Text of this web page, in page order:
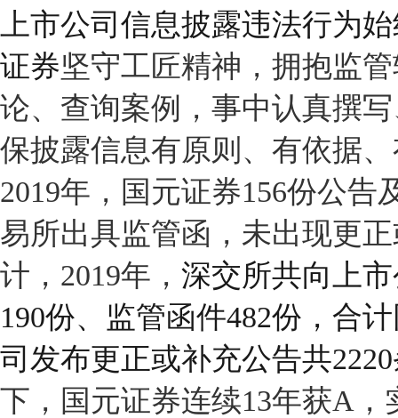
上市公司信息披露违法行为
证券坚守工匠精神，拥抱监
论、查询案例，事中认真撰
保披露信息有原则、有依据
2019年，国元证券156份公告
易所出具监管函，未出现更
计， 2019年， 深交所共向上
190份、监管函件482份，合
司发布更正或补充公告共2220
下，国元证券连续13年获A